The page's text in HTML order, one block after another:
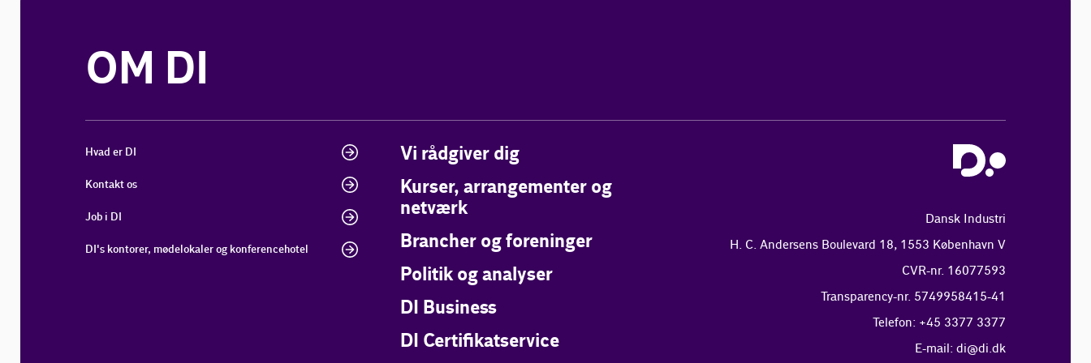
OM DI
Hvad er DI
Kontakt os
Job i DI
DI's kontorer, mødelokaler og konferencehotel
Vi rådgiver dig
Kurser, arrangementer og
netværk
Brancher og foreninger
Politik og analyser
DI Business
DI Certifikatservice
Dansk Industri
H. C. Andersens Boulevard 18, 1553 København V
CVR-nr. 16077593
Transparency-nr. 5749958415-41
Telefon: +45 3377 3377
E-mail: di@di.dk